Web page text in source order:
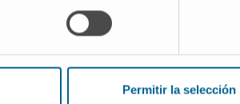
Permitir la selección
clinique
de Estudios